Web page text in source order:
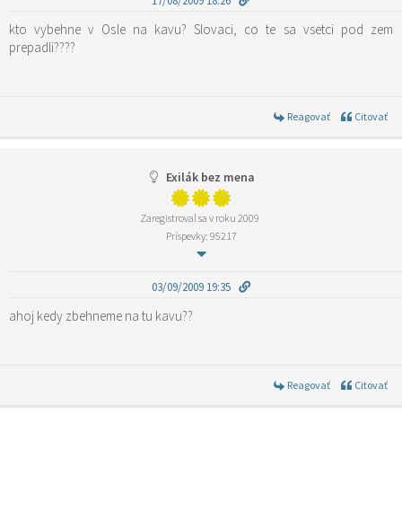
kto vybehne v Osle na kavu? Slovaci, co te sa vsetci pod zem
prepadli????
Reagovať Citovať
Exilák bez mena
Zaregistroval sa v roku 2009
Príspevky: 95217
03/09/2009 19:35
ahoj kedy zbehneme na tu kavu??
Reagovať Citovať